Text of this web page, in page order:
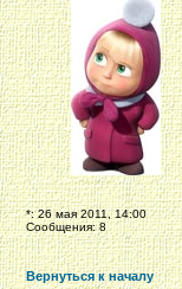
*: 26 мая 2011, 14:00
Сообщения: 8
Вернуться к началу